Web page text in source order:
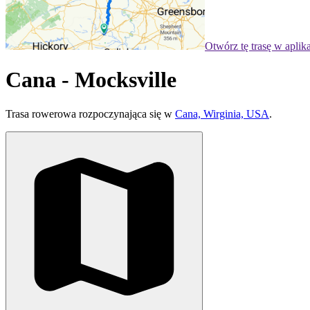
Otwórz tę trasę w
Cana - Mocksville
Trasa rowerowa rozpoczynająca się w Cana, Wirginia, USA.